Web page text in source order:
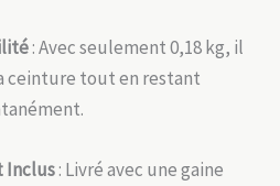
: Avec seulement 0,18 kg, il
ceinture tout en restant
Inclus: Livré avec une gaine